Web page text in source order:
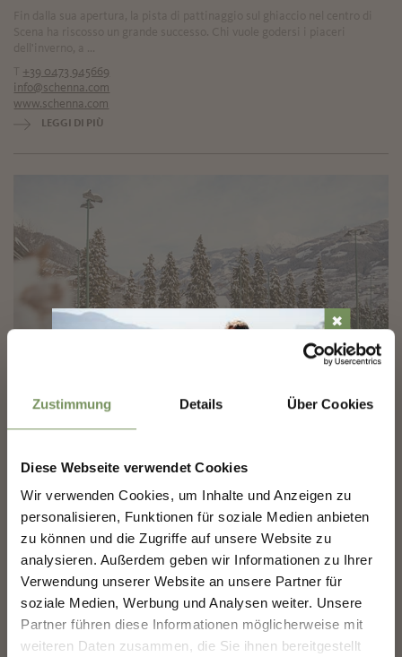
Zustimmung Details Über Cookies
Diese Webseite verwendet Cookies
Wir verwenden Cookies, um Inhalte und Anzeigen zu
personalisieren, Funktionen für soziale Medien anbieten
zu können und die Zugriffe auf unsere Website zu
analysieren. Außerdem geben wir Informationen zu Ihrer
Verwendung unserer Website an unsere Partner für
soziale Medien, Werbung und Analysen weiter. Unsere
Partner führen diese Informationen möglicherweise mit
weiteren Daten zusammen, die Sie ihnen bereitgestellt
+39 0473 945669
info@schenna.com
www.schenna.com
LEGGI DI PIÙ
PISTA DI PATTINAGGIO TIROLO
Prezzi adulti: 5,50 Euro bambini fino a 14 anni: 4,50 Euro noleggio pattini:
2,50 Euro
T+39 338 8013794
✖
NEWSLETTER-MARLENGO
Scoprite il meglio di Marlengo! 🌄
Iscriviti subito alla nostra newsletter e sarai il primo
a conoscere offerte esclusive, eventi speciali e
consigli nascosti per la tua prossima visita a
Marlengo!
tua vacanza a Marlengo
ancora più bella!